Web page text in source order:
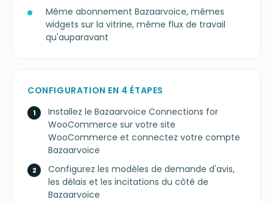
Même abonnement Bazaarvoice, mêmes
widgets sur la vitrine, même flux de travail
qu'auparavant
CONFIGURATION EN 4 ÉTAPES
Installez le Bazaarvoice Connections for
WooCommerce sur votre site
WooCommerce et connectez votre compte
Bazaarvoice
Configurez les modèles de demande d'avis,
les délais et les incitations du côté de
Bazaarvoice